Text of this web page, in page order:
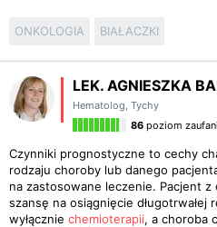
ONKOLOGIA BIAŁACZKI
LEK. AGNIESZKA
Hematolog, Tychy
86 poziom
Czynniki prognostyczne to cechy
rodzaju choroby lub danego
na zastosowane leczenie. Pacjent
szansę na osiągnięcie długotrwałej
wyłącznie chemioterapii, a choroba